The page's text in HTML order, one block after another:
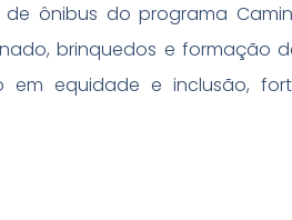
ônibus do programa
brinquedos e formação
equidade e inclusão,